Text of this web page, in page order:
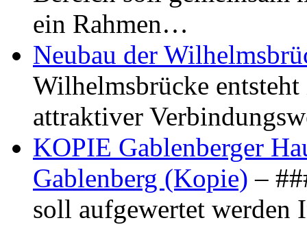
ein Rahmen…
Neubau der
Wilhelmsbrücke
attraktiver
KOPIE Gablenberger
Gablenberg (Kopie) –
soll aufgewertet werden